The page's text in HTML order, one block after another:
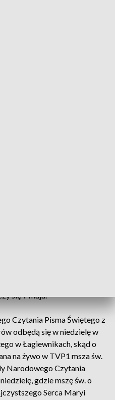
się 7 maja.
Czytania Pisma Świętego z
odbędą się w niedzielę w
w Łagiewnikach, skąd o
na żywo w TVP1 msza św.
Narodowego Czytania
gdzie mszę św. o
Serca Maryi